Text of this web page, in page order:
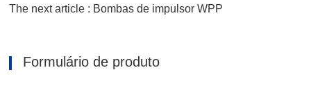
The next article : Bombas de impulsor WPP
Formulário de produto